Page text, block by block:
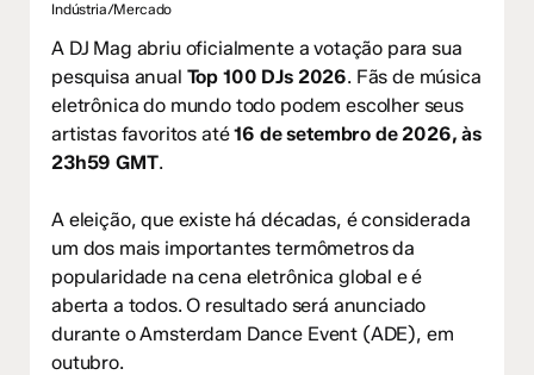
Indústria/Mercado
A DJ Mag abriu oficialmente a votação para sua
pesquisa anual Top 100 DJs 2026. Fãs de música
eletrônica do mundo todo podem escolher seus
artistas favoritos até16 de setembro de 2026, às
23h59 GMT.
A eleição, que existe há décadas, é considerada
um dos mais importantes termômetros da
popularidade na cena eletrônica global e é
aberta a todos. O resultado será anunciado
durante o Amsterdam Dance Event (ADE), em
outubro.